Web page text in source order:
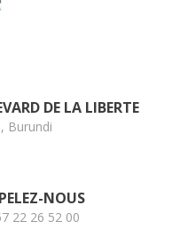
DE LA LIBERTE
Burundi
NOUS
22 26 52 00